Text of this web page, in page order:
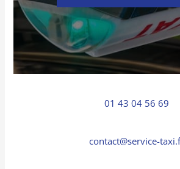
01 43 04 56 69
contact@service-